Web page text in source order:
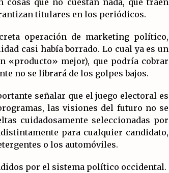
que no cuestan nada, que traen
titulares en los periódicos.
operación de marketing político,
casi había borrado. Lo cual ya es un
«producto» mejor), que podría cobrar
no se librará de los golpes bajos.
señalar que el juego electoral es
las visiones del futuro no se
cuidadosamente seleccionadas por
para cualquier candidato,
o los automóviles.
por el sistema político occidental.